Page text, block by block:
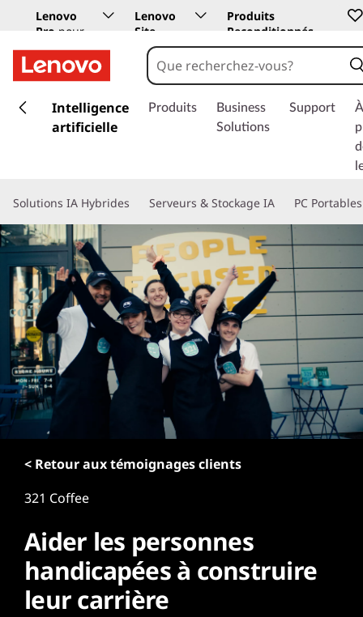
Lenovo
Pro pour
les
entreprises
Lenovo
Site
Education
Produits
Reconditionnés
a
a
c
o
n
t
e
n
u
p
r
i
n
Intelligence
artificielle
Produits
Business
Solutions
Support
À
Solutions IA Hybrides Serveurs & Stockage IA PC
< Retour aux témoignages clients
321 Coffee
Aider les personnes
handicapées à construire
leur carrière